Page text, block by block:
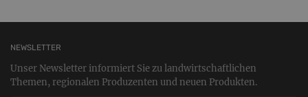
NEWSLETTER
Unser Newsletter informiert Sie zu landwirtschaftlichen
Themen, regionalen Produzenten und neuen Produkten.